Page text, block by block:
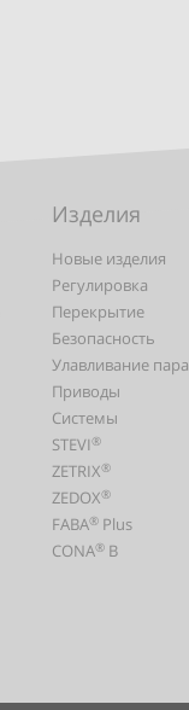
Изделия
Новые изделия
Регулировка
Перекрытие
Безопасность
Улавливание пара
Приводы
Системы
STEVI®
ZETRIX®
ZEDOX®
FABA® Plus
CONA® B